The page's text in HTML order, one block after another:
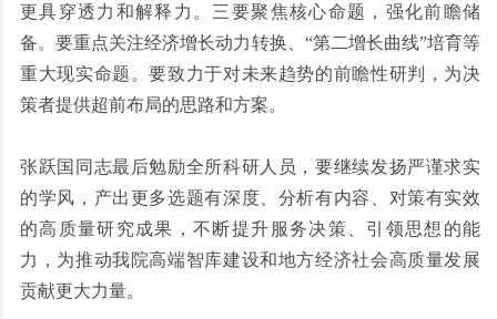
更具穿透力和解释力。三要聚焦核心命题，强化前瞻储
备。要重点关注经济增长动力转换、“第二增长曲线”培育等
重大现实命题。要致力于对未来趋势的前瞻性研判，为决
策者提供超前布局的思路和方案。
张跃国同志最后勉励全所科研人员，要继续发扬严谨求实
的学风，产出更多选题有深度、分析有内容、对策有实效
的高质量研究成果，不断提升服务决策、引领思想的能
力，为推动我院高端智库建设和地方经济社会高质量发展
贡献更大力量。